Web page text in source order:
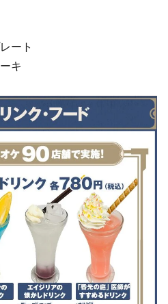
ート
キ